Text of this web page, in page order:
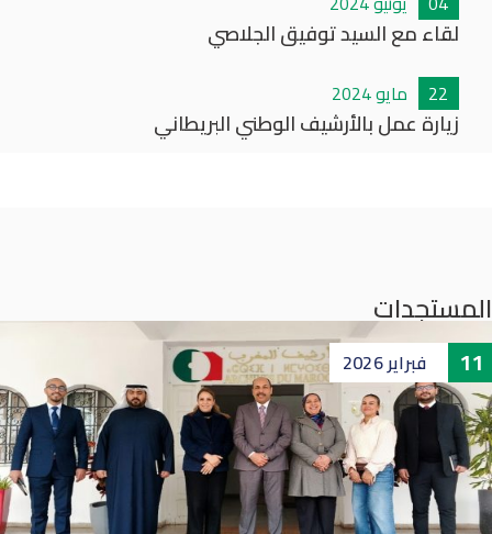
لقاء مع السيد توفيق الجلاصي
22 مايو2024
زيارة عمل بالأرشيف الوطني البريطاني
المستجدات
11 فبراير2026